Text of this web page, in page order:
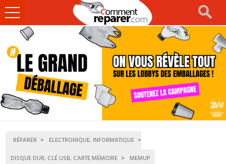
Ouvrir
le
menu
RÉPARER
ELECTRONIQUE, INFORMATIQUE
DISQUE DUR, CLÉ USB, CARTE MÉMOIRE
MEMUP